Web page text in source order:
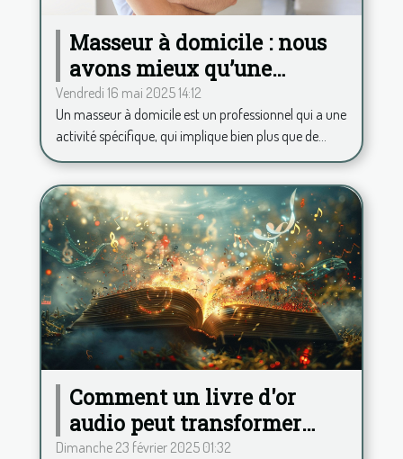
Masseur à domicile : nous
avons mieux qu’une
application pour calculer
vos frais kilométriques !
Vendredi 16 mai 2025 14:12
Un masseur à domicile est un professionnel qui a une
activité spécifique, qui implique bien plus que de...
Comment un livre d'or
audio peut transformer
votre célébration
Dimanche 23 février 2025 01:32